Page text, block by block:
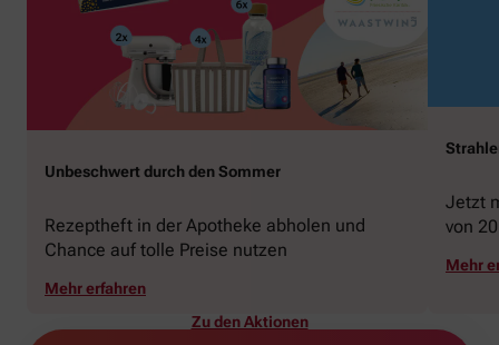
Unbeschwert durch den Sommer
Rezeptheft in der Apotheke abholen und
Chance auf tolle Preise nutzen
Mehr erfahren
Jetzt
von
Mehr
Zu den Aktionen